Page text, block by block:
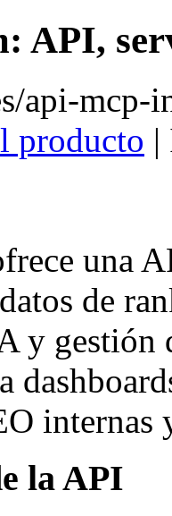
API,
api-mcp-
producto |
una
de
y gestión
la API